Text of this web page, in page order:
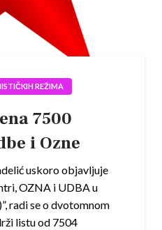
REŽIMA
7500
i Ozne
uskoro objavljuje
OZNA i UDBA u
radi se o dvotomnom
listu od 7504